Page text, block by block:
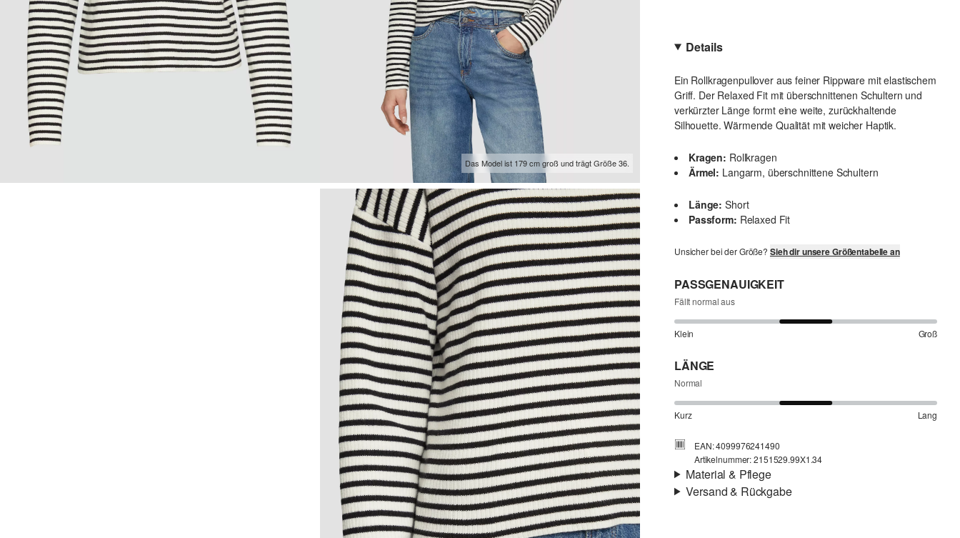
Das Model ist 179 cm groß und trägt Größe 36.
Details
Ein Rollkragenpullover aus feiner Rippware mit elastischem
Griff. Der Relaxed Fit mit überschnittenen Schultern und
verkürzter Länge formt eine weite, zurückhaltende
Silhouette. Wärmende Qualität mit weicher Haptik.
Kragen: Rollkragen
Ärmel: Langarm, überschnittene Schultern
Länge: Short
Passform: Relaxed Fit
Unsicher bei der Größe? Sieh dir unsere Größentabelle an
PASSGENAUIGKEIT
Fällt normal aus
Klein Groß
LÄNGE
Normal
Kurz Lang
EAN: 4099976241490
Artikelnummer: 2151529.99X1.34
Material & Pflege
Versand & Rückgabe